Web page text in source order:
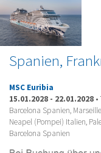
Spanien,
MSC Euribia
15.01.2028 - 22.01.2028 •
Barcelona Spanien,
Neapel (Pompei) Italien,
Barcelona Spanien